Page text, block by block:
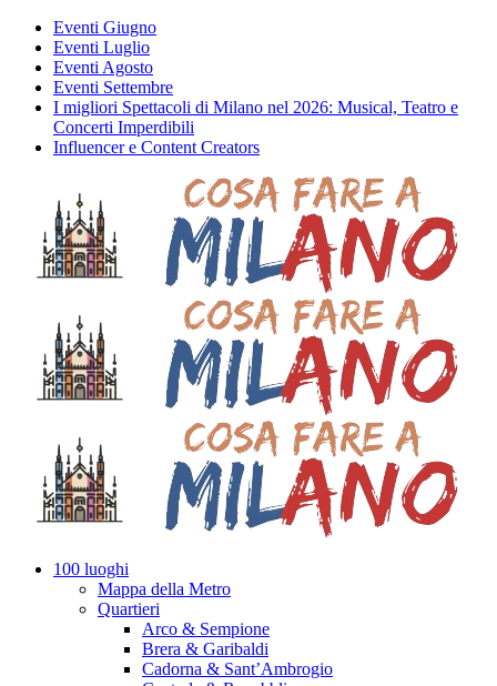
Eventi Giugno
Eventi Luglio
Eventi Agosto
Eventi Settembre
I migliori Spettacoli di Milano nel 2026: Musical, Teatro e
Concerti Imperdibili
Influencer e Content Creators
100 luoghi
Mappa della Metro
Quartieri
Arco & Sempione
Brera & Garibaldi
Cadorna & Sant’Ambrogio